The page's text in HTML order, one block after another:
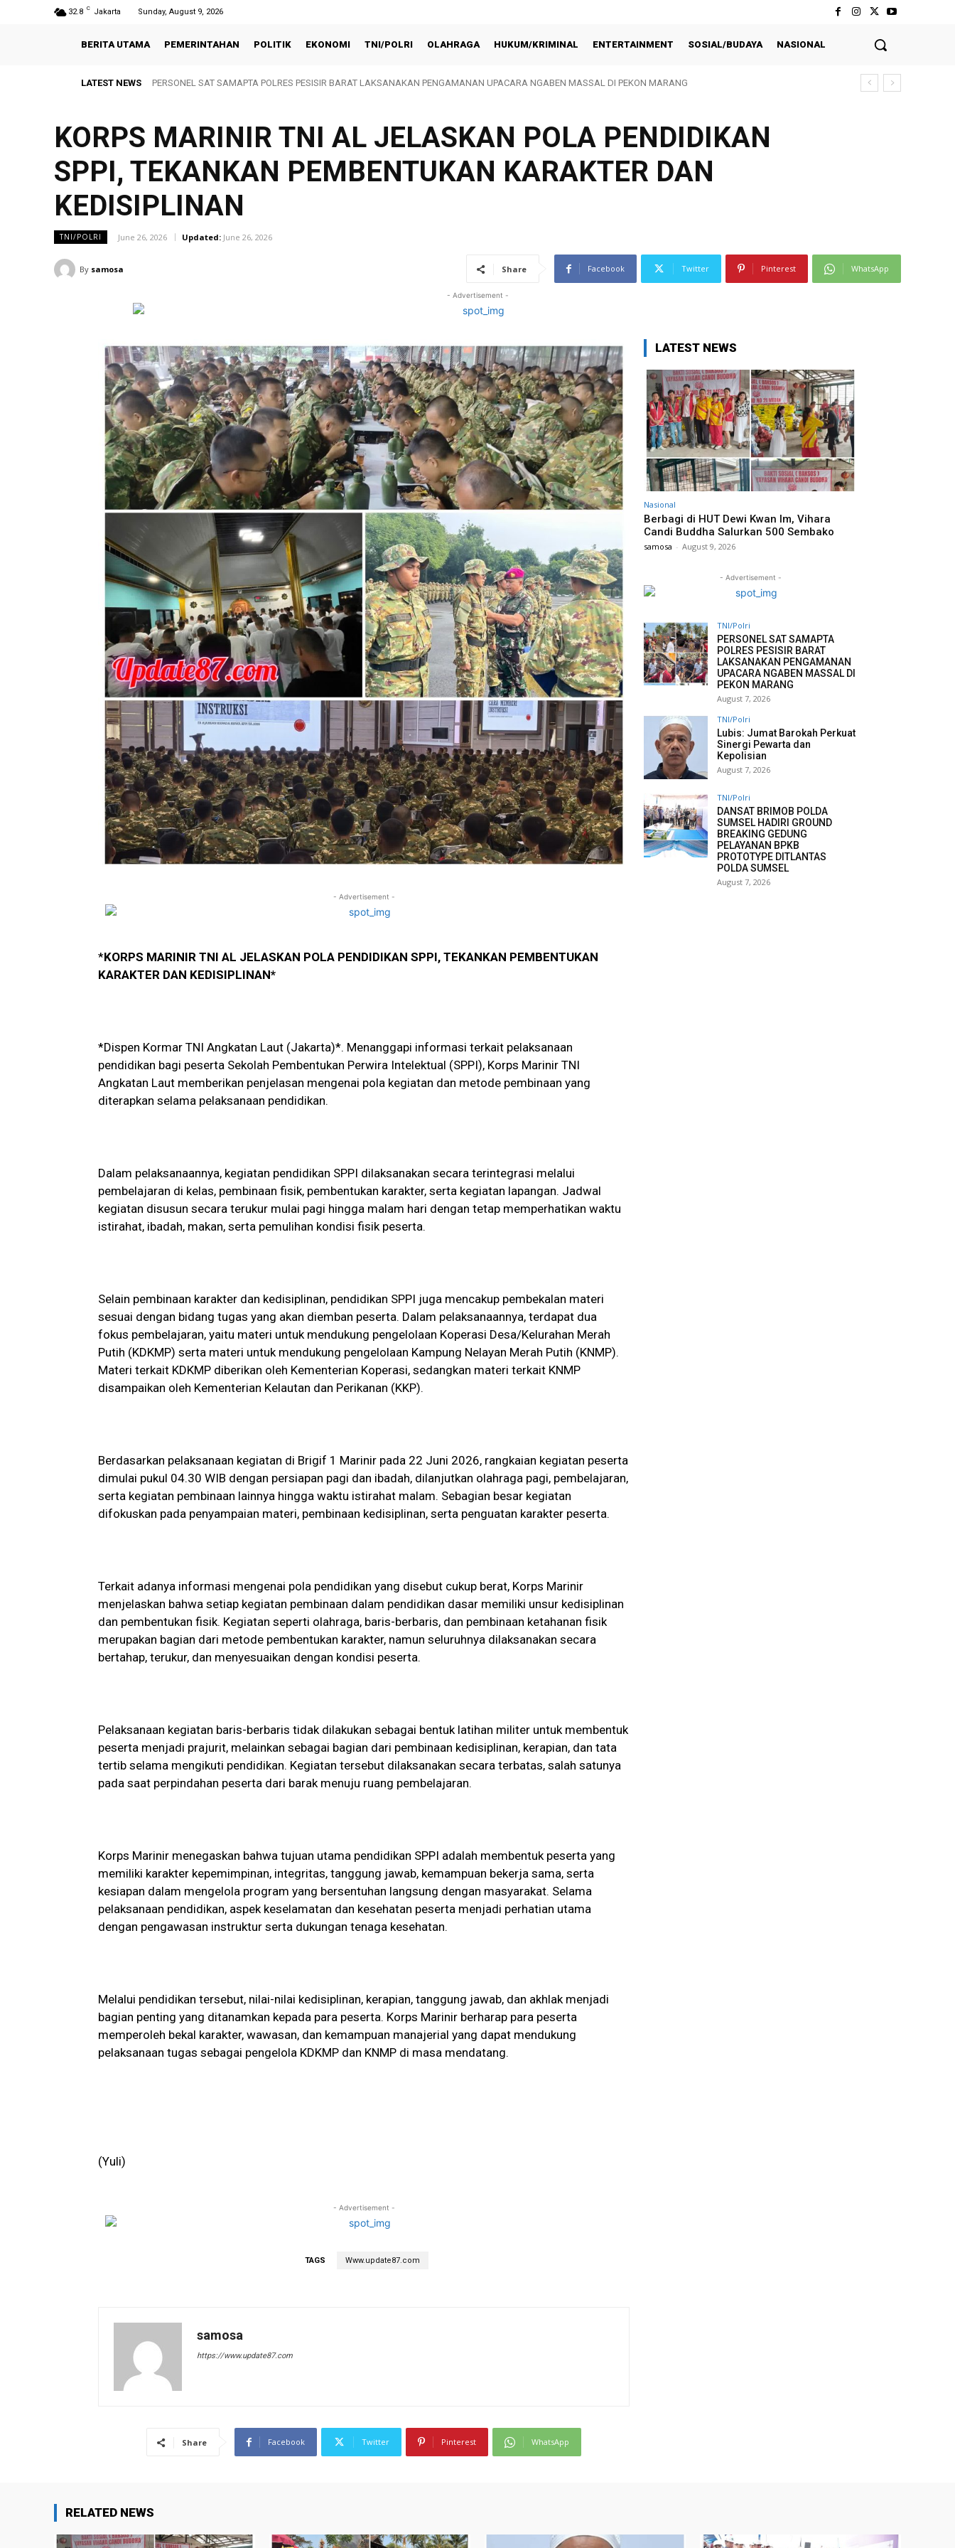
32.8 C Jakarta Sunday, August 9, 2026
BERITA UTAMA PEMERINTAHAN POLITIK EKONOMI TNI/POLRI OLAHRAGA HUKUM/KRIMINAL ENTERTAINMENT SOSIAL/BUDAYA NASIONAL
LATEST NEWS PERSONEL SAT SAMAPTA POLRES PESISIR BARAT LAKSANAKAN PENGAMANAN UPACARA NGABEN MASSAL DI PEKON MARANG
Lubis: Jumat Barokah Perkuat Sinergi Pewarta dan Kepolisian
KORPS MARINIR TNI AL JELASKAN POLA PENDIDIKAN
SPPI, TEKANKAN PEMBENTUKAN KARAKTER DAN
KEDISIPLINAN
TNI/POLRI June 26, 2026 Updated: June 26, 2026
By samosa Share Facebook Twitter Pinterest WhatsApp
- Advertisement -
- Advertisement -
*KORPS MARINIR TNI AL JELASKAN POLA PENDIDIKAN SPPI, TEKANKAN PEMBENTUKAN
KARAKTER DAN KEDISIPLINAN*
*Dispen Kormar TNI Angkatan Laut (Jakarta)*. Menanggapi informasi terkait pelaksanaan
pendidikan bagi peserta Sekolah Pembentukan Perwira Intelektual (SPPI), Korps Marinir TNI
Angkatan Laut memberikan penjelasan mengenai pola kegiatan dan metode pembinaan yang
diterapkan selama pelaksanaan pendidikan.
Dalam pelaksanaannya, kegiatan pendidikan SPPI dilaksanakan secara terintegrasi melalui
pembelajaran di kelas, pembinaan fisik, pembentukan karakter, serta kegiatan lapangan. Jadwal
kegiatan disusun secara terukur mulai pagi hingga malam hari dengan tetap memperhatikan waktu
istirahat, ibadah, makan, serta pemulihan kondisi fisik peserta.
Selain pembinaan karakter dan kedisiplinan, pendidikan SPPI juga mencakup pembekalan materi
sesuai dengan bidang tugas yang akan diemban peserta. Dalam pelaksanaannya, terdapat dua
fokus pembelajaran, yaitu materi untuk mendukung pengelolaan Koperasi Desa/Kelurahan Merah
Putih (KDKMP) serta materi untuk mendukung pengelolaan Kampung Nelayan Merah Putih (KNMP).
Materi terkait KDKMP diberikan oleh Kementerian Koperasi, sedangkan materi terkait KNMP
disampaikan oleh Kementerian Kelautan dan Perikanan (KKP).
Berdasarkan pelaksanaan kegiatan di Brigif 1 Marinir pada 22 Juni 2026, rangkaian kegiatan peserta
dimulai pukul 04.30 WIB dengan persiapan pagi dan ibadah, dilanjutkan olahraga pagi, pembelajaran,
serta kegiatan pembinaan lainnya hingga waktu istirahat malam. Sebagian besar kegiatan
difokuskan pada penyampaian materi, pembinaan kedisiplinan, serta penguatan karakter peserta.
Terkait adanya informasi mengenai pola pendidikan yang disebut cukup berat, Korps Marinir
menjelaskan bahwa setiap kegiatan pembinaan dalam pendidikan dasar memiliki unsur kedisiplinan
dan pembentukan fisik. Kegiatan seperti olahraga, baris-berbaris, dan pembinaan ketahanan fisik
merupakan bagian dari metode pembentukan karakter, namun seluruhnya dilaksanakan secara
bertahap, terukur, dan menyesuaikan dengan kondisi peserta.
Pelaksanaan kegiatan baris-berbaris tidak dilakukan sebagai bentuk latihan militer untuk membentuk
peserta menjadi prajurit, melainkan sebagai bagian dari pembinaan kedisiplinan, kerapian, dan tata
tertib selama mengikuti pendidikan. Kegiatan tersebut dilaksanakan secara terbatas, salah satunya
pada saat perpindahan peserta dari barak menuju ruang pembelajaran.
Korps Marinir menegaskan bahwa tujuan utama pendidikan SPPI adalah membentuk peserta yang
memiliki karakter kepemimpinan, integritas, tanggung jawab, kemampuan bekerja sama, serta
kesiapan dalam mengelola program yang bersentuhan langsung dengan masyarakat. Selama
pelaksanaan pendidikan, aspek keselamatan dan kesehatan peserta menjadi perhatian utama
dengan pengawasan instruktur serta dukungan tenaga kesehatan.
Melalui pendidikan tersebut, nilai-nilai kedisiplinan, kerapian, tanggung jawab, dan akhlak menjadi
bagian penting yang ditanamkan kepada para peserta. Korps Marinir berharap para peserta
memperoleh bekal karakter, wawasan, dan kemampuan manajerial yang dapat mendukung
pelaksanaan tugas sebagai pengelola KDKMP dan KNMP di masa mendatang.
(Yuli)
- Advertisement -
TAGS Www.update87.com
samosa
https://www.update87.com
Share Facebook Twitter Pinterest WhatsApp
LATEST NEWS
Nasional
Berbagi di HUT Dewi Kwan Im, Vihara
Candi Buddha Salurkan 500 Sembako
samosa - August 9, 2026
- Advertisement -
TNI/Polri
PERSONEL SAT SAMAPTA
POLRES PESISIR BARAT
LAKSANAKAN PENGAMANAN
UPACARA NGABEN MASSAL DI
PEKON MARANG
August 7, 2026
TNI/Polri
Lubis: Jumat Barokah Perkuat
Sinergi Pewarta dan
Kepolisian
August 7, 2026
TNI/Polri
DANSAT BRIMOB POLDA
SUMSEL HADIRI GROUND
BREAKING GEDUNG
PELAYANAN BPKB
PROTOTYPE DITLANTAS
POLDA SUMSEL
August 7, 2026
RELATED NEWS